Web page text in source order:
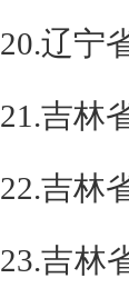
20.辽宁
21.吉林
22.吉林
23.吉林